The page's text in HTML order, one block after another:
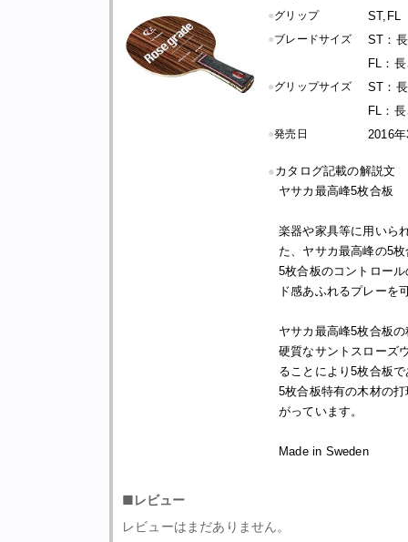
●グリップ ST,FL
●ブレードサイズ
ST：
FL：
●グリップサイズ
ST：
FL：
●発売日 2016
●カタログ記載の解説文
ヤサカ最高峰5枚合板
楽器や家具等に用いら
た、ヤサカ最高峰の5
5枚合板のコントロー
ド感あふれるプレーを
ヤサカ最高峰5枚合板
硬質なサントスローズ
ることにより5枚合板
5枚合板特有の木材の
がっています。
Made in Sweden
■レビュー
レビューはまだありません。